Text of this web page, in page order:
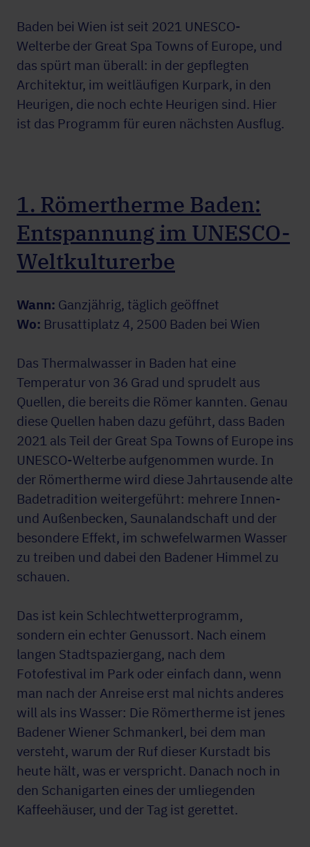
Baden bei Wien ist seit 2021 UNESCO-
Welterbe der Great Spa Towns of Europe, und
das spürt man überall: in der gepflegten
Architektur, im weitläufigen Kurpark, in den
Heurigen, die noch echte Heurigen sind. Hier
ist das Programm für euren nächsten Ausflug.
1. Römertherme Baden:
Entspannung im UNESCO-
Weltkulturerbe
Wann: Ganzjährig, täglich geöffnet
Wo: Brusattiplatz 4, 2500 Baden bei Wien
Das Thermalwasser in Baden hat eine
Temperatur von 36 Grad und sprudelt aus
Quellen, die bereits die Römer kannten. Genau
diese Quellen haben dazu geführt, dass Baden
2021 als Teil der Great Spa Towns of Europe ins
UNESCO-Welterbe aufgenommen wurde. In
der Römertherme wird diese Jahrtausende alte
Badetradition weitergeführt: mehrere Innen-
und Außenbecken, Saunalandschaft und der
besondere Effekt, im schwefelwarmen Wasser
zu treiben und dabei den Badener Himmel zu
schauen.
Das ist kein Schlechtwetterprogramm,
sondern ein echter Genussort. Nach einem
langen Stadtspaziergang, nach dem
Fotofestival im Park oder einfach dann, wenn
man nach der Anreise erst mal nichts anderes
will als ins Wasser: Die Römertherme ist jenes
Badener Wiener Schmankerl, bei dem man
versteht, warum der Ruf dieser Kurstadt bis
heute hält, was er verspricht. Danach noch in
den Schanigarten eines der umliegenden
Kaffeehäuser, und der Tag ist gerettet.